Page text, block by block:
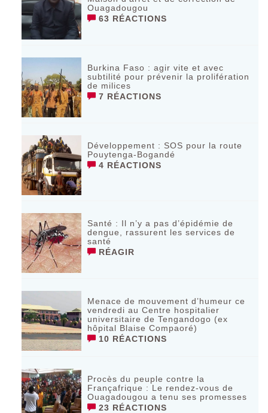
Ouagadougou
63 RÉACTIONS
Burkina Faso : agir vite et avec
subtilité pour prévenir la prolifération
de milices
7 RÉACTIONS
Développement : SOS pour la route
Pouytenga-Bogandé
4 RÉACTIONS
Santé : Il n’y a pas d’épidémie de
dengue, rassurent les services de
santé
RÉAGIR
Menace de mouvement d’humeur ce
vendredi au Centre hospitalier
universitaire de Tengandogo (ex
hôpital Blaise Compaoré)
10 RÉACTIONS
Procès du peuple contre la
Françafrique : Le rendez-vous de
Ouagadougou a tenu ses promesses
23 RÉACTIONS